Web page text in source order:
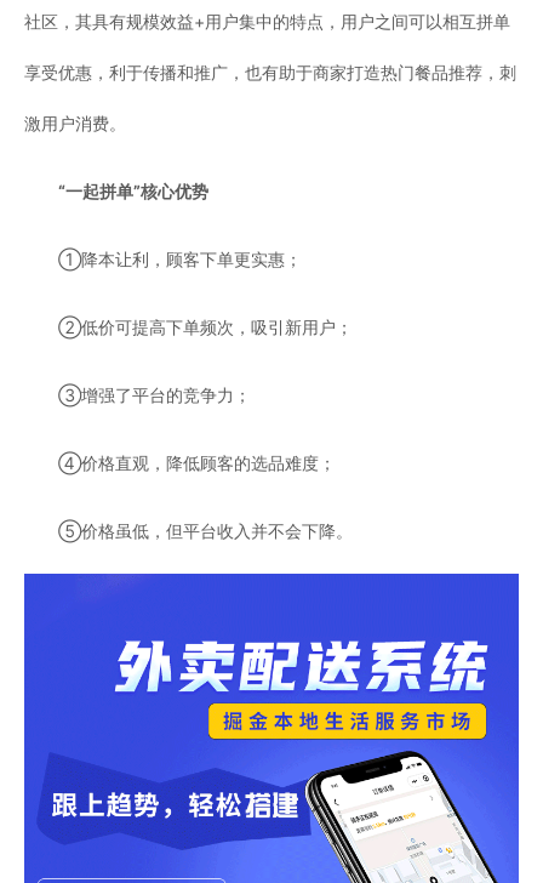
社区，其具有规模效益+用户集中的特点，用户之间可以相互拼单
享受优惠，利于传播和推广，也有助于商家打造热门餐品推荐，刺
激用户消费。
“一起拼单”核心优势
①降本让利，顾客下单更实惠；
②低价可提高下单频次，吸引新用户；
③增强了平台的竞争力；
④价格直观，降低顾客的选品难度；
⑤价格虽低，但平台收入并不会下降。